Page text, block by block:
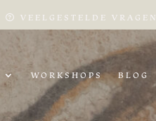
VEELGESTELDE VRAGEN
WORKSHOPS BLOG